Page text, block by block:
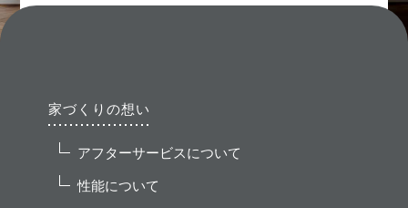
家づくりの想い
アフターサービスについて
性能について